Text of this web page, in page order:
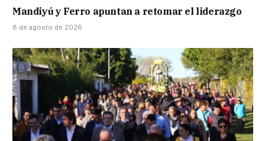
Mandiyú y Ferro apuntan a retomar el liderazgo
8 de agosto de 2026